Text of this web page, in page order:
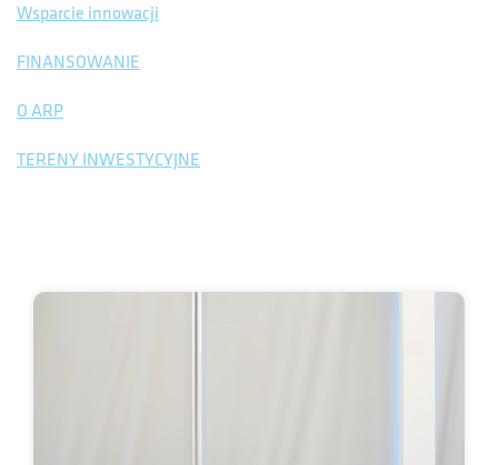
Wsparcie innowacji
FINANSOWANIE
O ARP
TERENY INWESTYCYJNE